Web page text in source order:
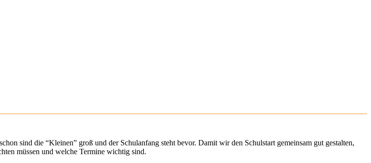
sind die “Kleinen” groß und der Schulanfang steht bevor. Damit wir den Schulstart gemeinsam gut gestalten,
müssen und welche Termine wichtig sind.